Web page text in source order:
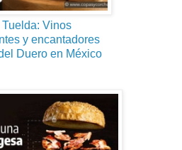
Vinos
y encantadores
Duero en México